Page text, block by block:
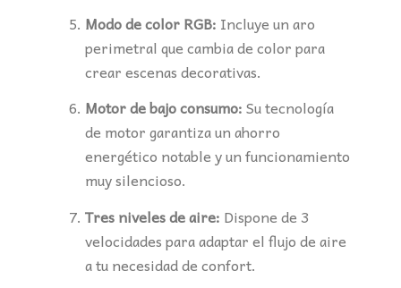
Modo de color RGB: Incluye un aro
perimetral que cambia de color para
crear escenas decorativas.
Motor de bajo consumo:Su tecnología
de motor garantiza un ahorro
energético notable y un funcionamiento
muy silencioso.
Tres niveles de aire: Dispone de 3
velocidades para adaptar el flujo de aire
a tu necesidad de confort.